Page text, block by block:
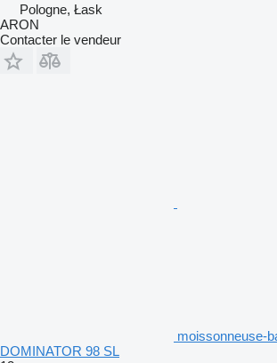
Pologne, Łask
ARON
Contacter le vendeur
moissonneuse-
DOMINATOR 98 SL